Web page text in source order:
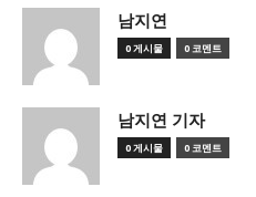
남지연
0 게시물 0 코멘트
남지연 기자
0 게시물 0 코멘트